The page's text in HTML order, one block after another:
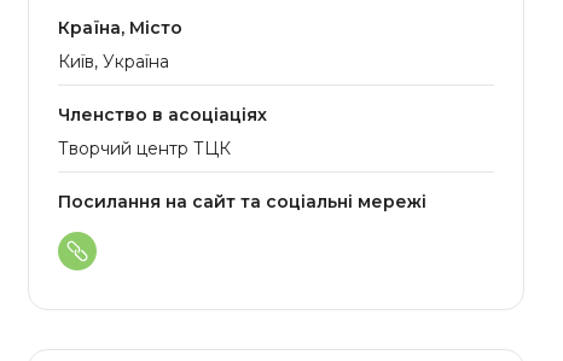
Країна, Місто
Київ, Україна
Членство в асоціаціях
Творчий центр ТЦК
Посилання на сайт та соціальні мережі